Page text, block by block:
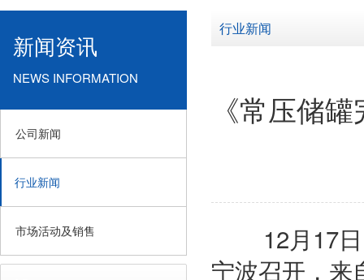
新闻资讯
NEWS INFORMATION
公司新闻
行业新闻
市场活动及销售
行业新闻
《常压储
12月17日
宁波召开，来